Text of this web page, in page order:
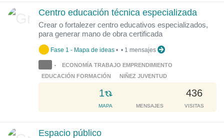
i
n
g
.
Centro educación técnica especializada
Crear o fortalezer centro educativos especializados,
para generar mano de obra certificada
Fase 1 - Mapa de ideas •
•
ECONOMÍA TRABAJO EMPRENDIMIENTO
EDUCACIÓN FORMACIÓN
NIÑEZ JUVENTUD
1
L
o
a
MAPA MENSAJES
436
VISITAS
• 1 mensajes
Espacio público